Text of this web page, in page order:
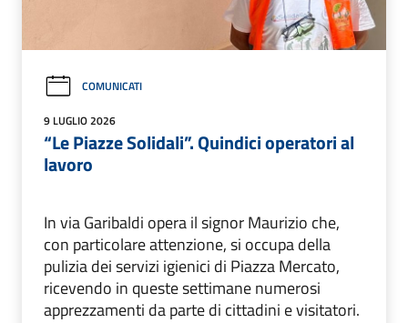
COMUNICATI
9 LUGLIO 2026
“Le Piazze Solidali”. Quindici operatori al
lavoro
In via Garibaldi opera il signor Maurizio che,
con particolare attenzione, si occupa della
pulizia dei servizi igienici di Piazza Mercato,
ricevendo in queste settimane numerosi
apprezzamenti da parte di cittadini e visitatori.